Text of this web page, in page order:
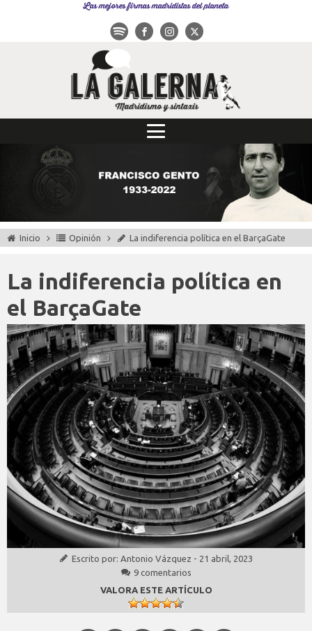
Las mejores firmas madridistas del planeta
Inicio Opinión La indiferencia política en el BarçaGate
La indiferencia política en
el BarçaGate
Escrito por: Antonio Vázquez - 21 abril, 2023
9 comentarios
VALORA ESTE ARTÍCULO